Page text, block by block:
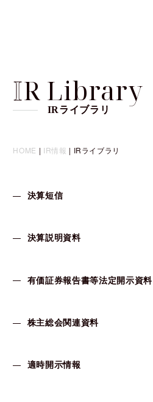
IR Library
IRライブラリ
HOME | IR情報 | IRライブラリ
決算短信
決算説明資料
有価証券報告書等法定開示資料
株主総会関連資料
適時開示情報